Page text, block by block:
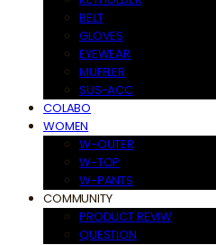
BELT
GLOVES
EYEWEAR
MUFFLER
SUS-ACC
COLABO
WOMEN
W-OUTER
W-TOP
W-PANTS
COMMUNITY
PRODUCT REVIW
QUESTION